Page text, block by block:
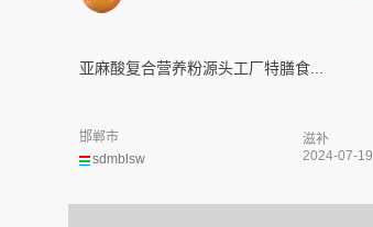
亚麻酸复合营养粉源头工厂特膳食...
sdmblsw
邯郸市
滋补
2024-07-19